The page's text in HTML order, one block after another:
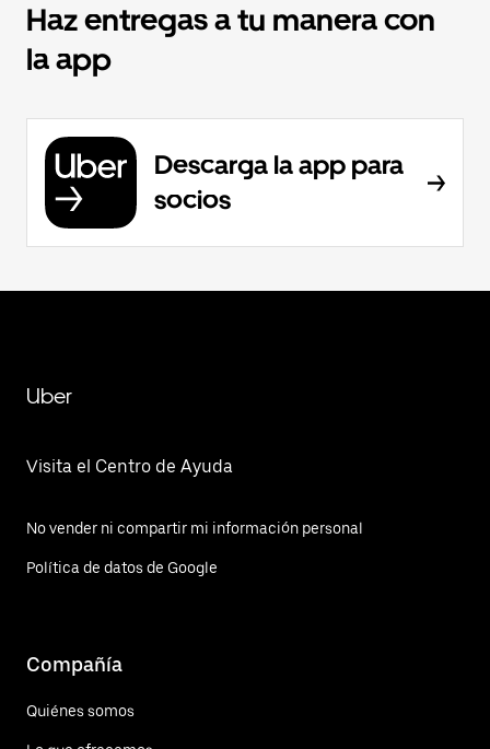
Haz entregas a tu manera con
la app
Descarga la app para
socios
Uber
Visita el Centro de Ayuda
No vender ni compartir mi información personal
Política de datos de Google
Compañía
Quiénes somos